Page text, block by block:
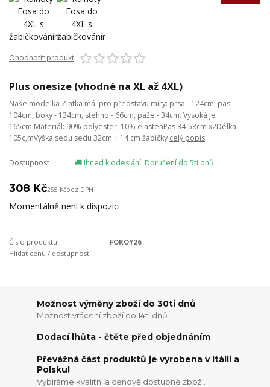
Ohodnotit produkt
Plus onesize (vhodné na XL až 4XL)
Naše modelka Zlatka má pro představu míry: prsa - 124cm, pas -
104cm, boky - 134cm, stehno - 66cm, paže - 34cm. Vysoká je
165cm.Materiál: 90% polyester, 10% elastenPas 34-58cm x2Délka
105c,mVýška sedu sedu 32cm + 14 cm žabičky celý popis
Dostupnost 🚚 Ihned k odeslání. Doručení do 5ti dnů
308 Kč255 Kčbez DPH
Momentálně není k dispozici
Číslo produktu:
FOROY26
Hlídat cenu / dostupnost
Možnost výměny zboží do 30ti dnů
Možnost vrácení zboží do 14ti dnů
Dodací lhůta - čtěte před objednáním
Převážná část produktů je vyrobena v Itálii a
Polsku!
Vybíráme kvalitní a cenově dostupné zboží.